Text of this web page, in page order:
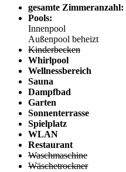
gesamte Zimmeranzahl:
Pools:
Innenpool
Außenpool beheizt
Kinderbecken
Whirlpool
Wellnessbereich
Sauna
Dampfbad
Garten
Sonnenterrasse
Spielplatz
WLAN
Restaurant
Waschmaschine
Wäschetrockner